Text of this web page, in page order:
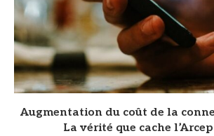
Augmentation du coût de la
La vérité que cache